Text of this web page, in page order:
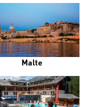
Malte